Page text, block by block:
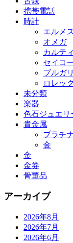
携帯電話
時計
エルメス
オメガ
カルテ
セイコ
ブルガリ
ロレッ
未分類
楽器
色石ジュエリ
貴金属
プラチ
金
金
金券
骨董品
アーカイブ
2026年8月
2026年7月
2026年6月